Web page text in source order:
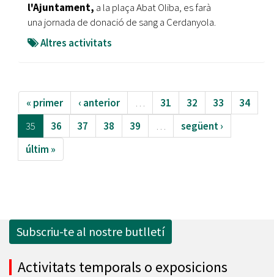
l'Ajuntament, a la plaça Abat Oliba, es farà
una jornada de donació de sang a Cerdanyola.
Altres activitats
« primer ‹ anterior … 31 32 33
34
35
36 37 38 39 …
següent ›
últim »
Subscriu-te al nostre butlletí
Activitats temporals o exposicions